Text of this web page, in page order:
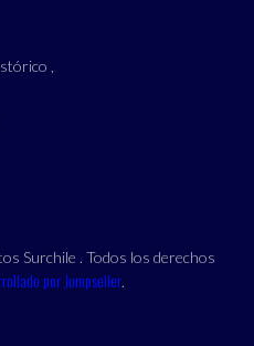
,
Surchile . Todos los derechos
por Jumpseller.